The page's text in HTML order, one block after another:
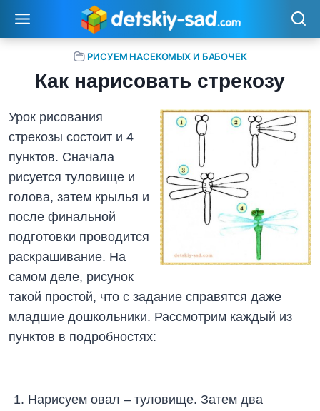
содержимому РИСУЕМ НАСЕКОМЫХ И БАБОЧЕК
Как нарисовать стрекозу
Урок рисования
стрекозы состоит и 4
пунктов. Сначала
рисуется туловище и
голова, затем крылья и
после финальной
подготовки проводится
раскрашивание. На
самом деле, рисунок
такой простой, что с задание справятся даже
младшие дошкольники. Рассмотрим каждый из
пунктов в подробностях:
Нарисуем овал – туловище. Затем два